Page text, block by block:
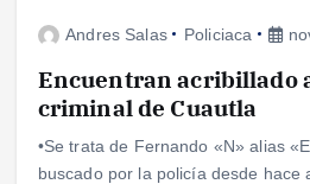
Andres Salas Policiaca
Encuentran acribillado
criminal de Cuautla
•Se trata de Fernando «N» alias
buscado por la policía desde hace